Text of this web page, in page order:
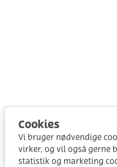
Cookies
Vi bruger nødvendige
virker, og vil også gerne
statistik og marketing